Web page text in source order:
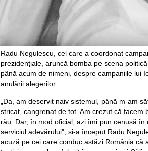
Radu Negulescu, cel care a coordonat
prezidențiale, aruncă bomba pe scena
până acum de nimeni, despre campaniile lui
anulării alegerilor.
„Da, am deservit naiv sistemul, până m-am
stricat, cangrenat de tot. Am crezut că facem
rău. Dar, în mod oficial, azi îmi pun cenușă
serviciul adevărului", și-a început Radu
acuză pe cei care conduc astăzi România că